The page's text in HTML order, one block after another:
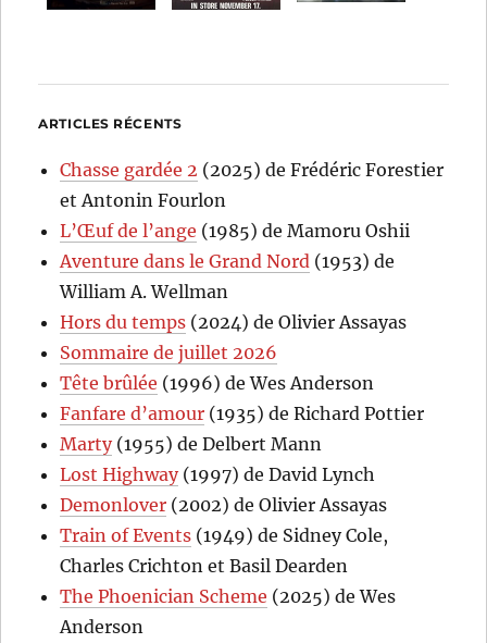
ARTICLES RÉCENTS
Chasse gardée 2 (2025) de Frédéric Forestier
et Antonin Fourlon
L’Œuf de l’ange (1985) de Mamoru Oshii
Aventure dans le Grand Nord (1953) de
William A. Wellman
Hors du temps (2024) de Olivier Assayas
Sommaire de juillet 2026
Tête brûlée (1996) de Wes Anderson
Fanfare d’amour (1935) de Richard Pottier
Marty(1955) de Delbert Mann
Lost Highway(1997) de David Lynch
Demonlover (2002) de Olivier Assayas
Train of Events (1949) de Sidney Cole,
Charles Crichton et Basil Dearden
The Phoenician Scheme (2025) de Wes
Anderson